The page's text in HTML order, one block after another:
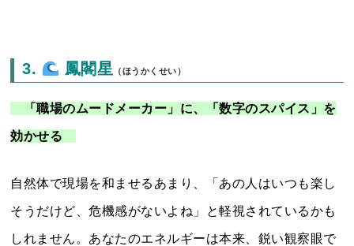
3. 鳳閣星 （ほうかくせい）
「職場のムードメーカー」に、「数字のスパイス」を
効かせる
自然体で現場を和ませるあまり、「あの人はいつも楽し
そうだけど、危機感がないよね」と軽視されているかも
しれません。あなたのエネルギーは本来、鋭い観察眼で